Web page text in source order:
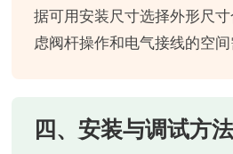
据可用安装尺寸选择外形尺
虑阀杆操作和电气接线的空间
四、安装与调试方